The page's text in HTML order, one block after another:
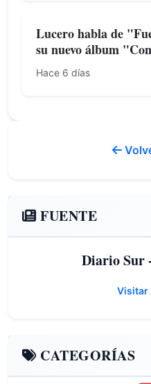
Lucero habla de
su nuevo álbum
Hace 6 días
FUENTE
Diario Sur
Visitar
CATEGORÍAS